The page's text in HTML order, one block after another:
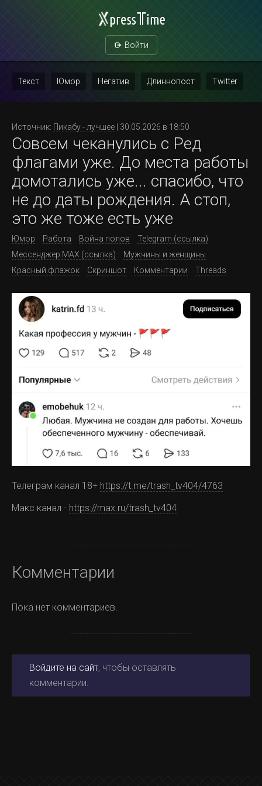
Войти
Текст Юмор Негатив Длиннопост Twitter
Повтор
Источник: Пикабу - лучшее | 30.05.2026 в 18:50
Совсем чеканулись с Ред
флагами уже. До места работы
домотались уже... спасибо, что
не до даты рождения. А стоп,
это же тоже есть уже
Юмор Работа Война полов
Telegram (ссылка)
Мессенджер MAX (ссылка)
Мужчины и женщины
Красный флажок
Скриншот Комментарии Threads
Телеграм канал 18+ https://t.me/trash_tv404/4763
Макс канал - https://max.ru/trash_tv404
Комментарии
Пока нет комментариев.
Войдите на сайт, чтобы оставлять
комментарии.